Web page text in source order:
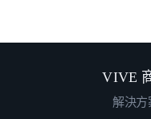
VIVE
解決方